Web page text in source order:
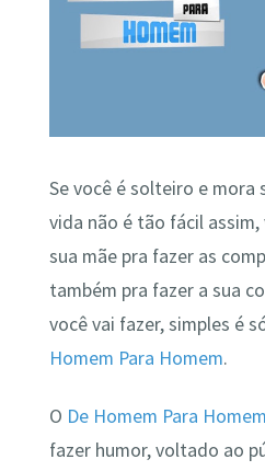
Se você é solteiro e mora
vida não é tão fácil
sua mãe pra fazer as
também pra fazer a sua
você vai fazer, simples é
Homem Para Homem.
O De Homem Para Homem
fazer humor, voltado ao